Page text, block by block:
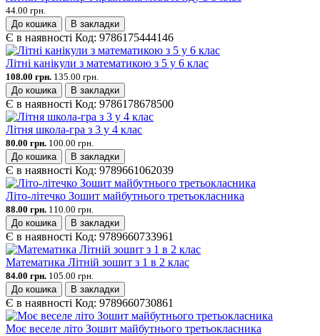
44.00 грн.
До кошика
В закладки
Є в наявності Код: 9786175444146
Літні канікули з математикою з 5 у 6 клас
108.00 грн. 135.00 грн.
До кошика
В закладки
Є в наявності Код: 9786178678500
Літня школа-гра з 3 у 4 клас
80.00 грн. 100.00 грн.
До кошика
В закладки
Є в наявності Код: 9789661062039
Літо-літечко Зошит майбутнього третьокласника
88.00 грн. 110.00 грн.
До кошика
В закладки
Є в наявності Код: 9789660733961
Математика Літній зошит з 1 в 2 клас
84.00 грн. 105.00 грн.
До кошика
В закладки
Є в наявності Код: 9789660730861
Моє веселе літо Зошит майбутнього третьокласника